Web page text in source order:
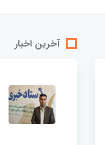
آخرین اخبار